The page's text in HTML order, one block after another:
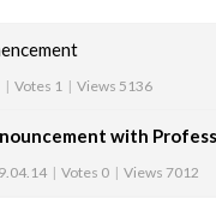
| Votes 1 | Views 5136
with
| Votes 0 | Views 7012